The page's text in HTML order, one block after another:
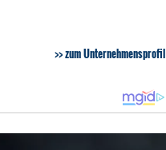
zum Unternehmensprofil